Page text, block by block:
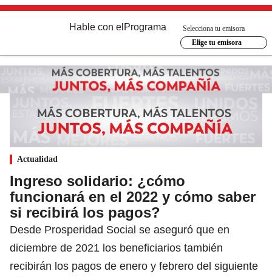
Hable con el Programa
Selecciona tu emisora
Elige tu emisora
Actualidad
Ingreso solidario: ¿cómo
funcionará en el 2022 y cómo saber
si recibirá los pagos?
Desde Prosperidad Social se aseguró que en
diciembre de 2021 los beneficiarios también
recibirán los pagos de enero y febrero del siguiente